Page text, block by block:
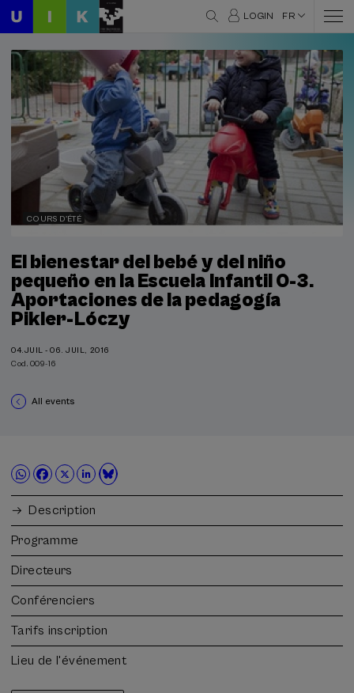
LOGIN FR
COURS D'ÉTÉ
El bienestar del bebé y del niño
pequeño en la Escuela Infantil 0-3.
Aportaciones de la pedagogía
Pikler-Lóczy
04.JUIL - 06. JUIL, 2016
Cod. 009-16
All events
Description
Programme
Directeurs
Conférenciers
Tarifs inscription
Lieu de l'événement